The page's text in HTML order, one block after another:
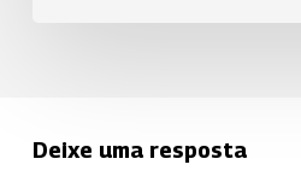
Deixe uma resposta